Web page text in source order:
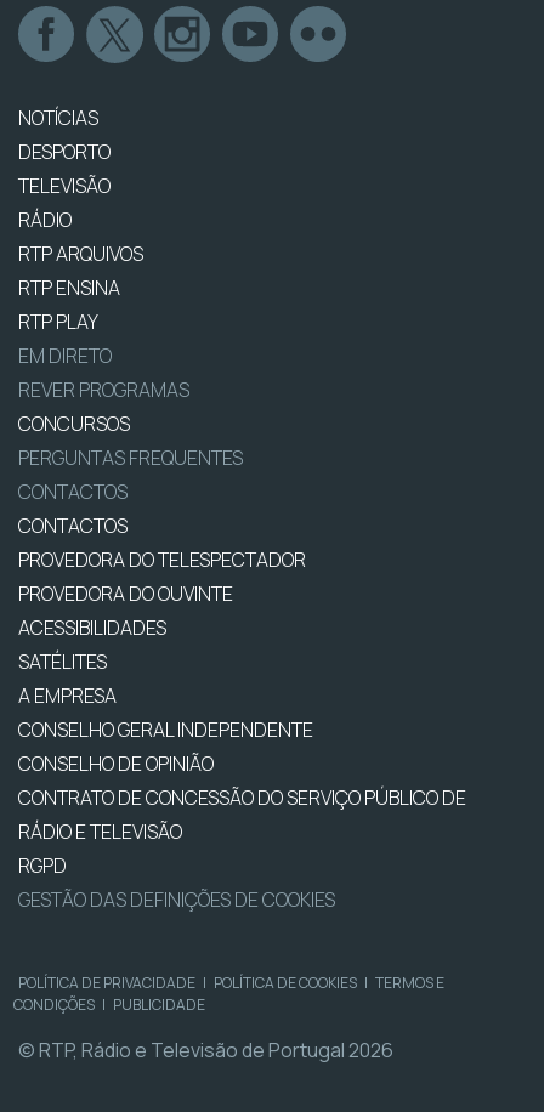
NOTÍCIAS
DESPORTO
TELEVISÃO
RÁDIO
RTP ARQUIVOS
RTP ENSINA
RTP PLAY
EM DIRETO
REVER PROGRAMAS
CONCURSOS
PERGUNTAS FREQUENTES
CONTACTOS
CONTACTOS
PROVEDORA DO TELESPECTADOR
PROVEDORA DO OUVINTE
ACESSIBILIDADES
SATÉLITES
A EMPRESA
CONSELHO GERAL INDEPENDENTE
CONSELHO DE OPINIÃO
CONTRATO DE CONCESSÃO DO SERVIÇO PÚBLICO DE
RÁDIO E TELEVISÃO
RGPD
GESTÃO DAS DEFINIÇÕES DE COOKIES
POLÍTICA DE PRIVACIDADE | POLÍTICA DE COOKIES | TERMOS E
CONDIÇÕES | PUBLICIDADE
© RTP, Rádio e Televisão de Portugal 2026